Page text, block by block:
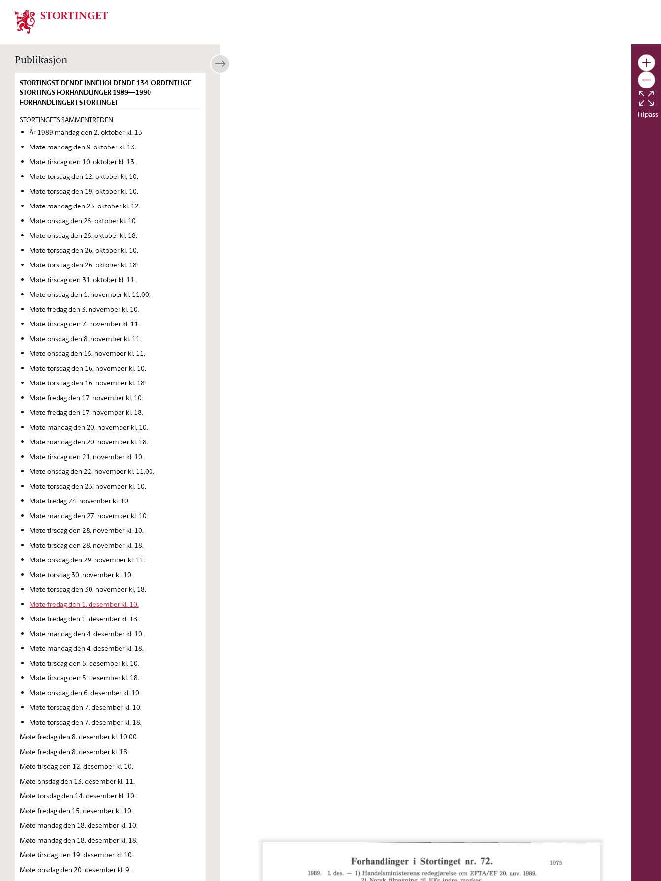
Stortinget.no
Publikasjon
STORTINGSTIDENDE INNEHOLDENDE 134. ORDENTLIGE
STORTINGS FORHANDLINGER 1989—1990
FORHANDLINGER I STORTINGET
STORTINGETS SAMMENTREDEN
År 1989 mandag den 2. oktober kl. 13
Møte mandag den 9. oktober kl. 13.
Møte tirsdag den 10. oktober kl. 13.
Møte torsdag den 12. oktober kl. 10.
Møte torsdag den 19. oktober kl. 10.
Møte mandag den 23. oktober kl. 12.
Møte onsdag den 25. oktober kl. 10.
Møte onsdag den 25. oktober kl. 18.
Møte torsdag den 26. oktober kl. 10.
Møte torsdag den 26. oktober kl. 18.
Møte tirsdag den 31. oktober kl. 11.
Møte onsdag den 1. november kl. 11.00.
Møte fredag den 3. november kl. 10.
Møte tirsdag den 7. november kl. 11.
Møte onsdag den 8. november kl. 11.
Møte onsdag den 15. november kl. 11.
Møte torsdag den 16. november kl. 10.
Møte torsdag den 16. november kl. 18.
Møte fredag den 17. november kl. 10.
Møte fredag den 17. november kl. 18.
Møte mandag den 20. november kl. 10.
Møte mandag den 20. november kl. 18.
Møte tirsdag den 21. november kl. 10.
Møte onsdag den 22. november kl. 11.00.
Møte torsdag den 23. november kl. 10.
Møte fredag 24. november kl. 10.
Møte mandag den 27. november kl. 10.
Møte tirsdag den 28. november kl. 10.
Møte tirsdag den 28. november kl. 18.
Møte onsdag den 29. november kl. 11.
Møte torsdag 30. november kl. 10.
Møte torsdag den 30. november kl. 18.
Møte fredag den 1. desember kl. 10.
Møte fredag den 1. desember kl. 18.
Møte mandag den 4. desember kl. 10.
Møte mandag den 4. desember kl. 18.
Møte tirsdag den 5. desember kl. 10.
Møte tirsdag den 5. desember kl. 18.
Møte onsdag den 6. desember kl. 10
Møte torsdag den 7. desember kl. 10.
Møte torsdag den 7. desember kl. 18.
Møte fredag den 8. desember kl. 10.00.
Møte fredag den 8. desember kl. 18.
Møte tirsdag den 12. desember kl. 10.
Møte onsdag den 13. desember kl. 11.
Møte torsdag den 14. desember kl. 10.
Møte fredag den 15. desember kl. 10.
Møte mandag den 18. desember kl. 10.
Møte mandag den 18. desember kl. 18.
Møte tirsdag den 19. desember kl. 10.
Møte onsdag den 20. desember kl. 9.